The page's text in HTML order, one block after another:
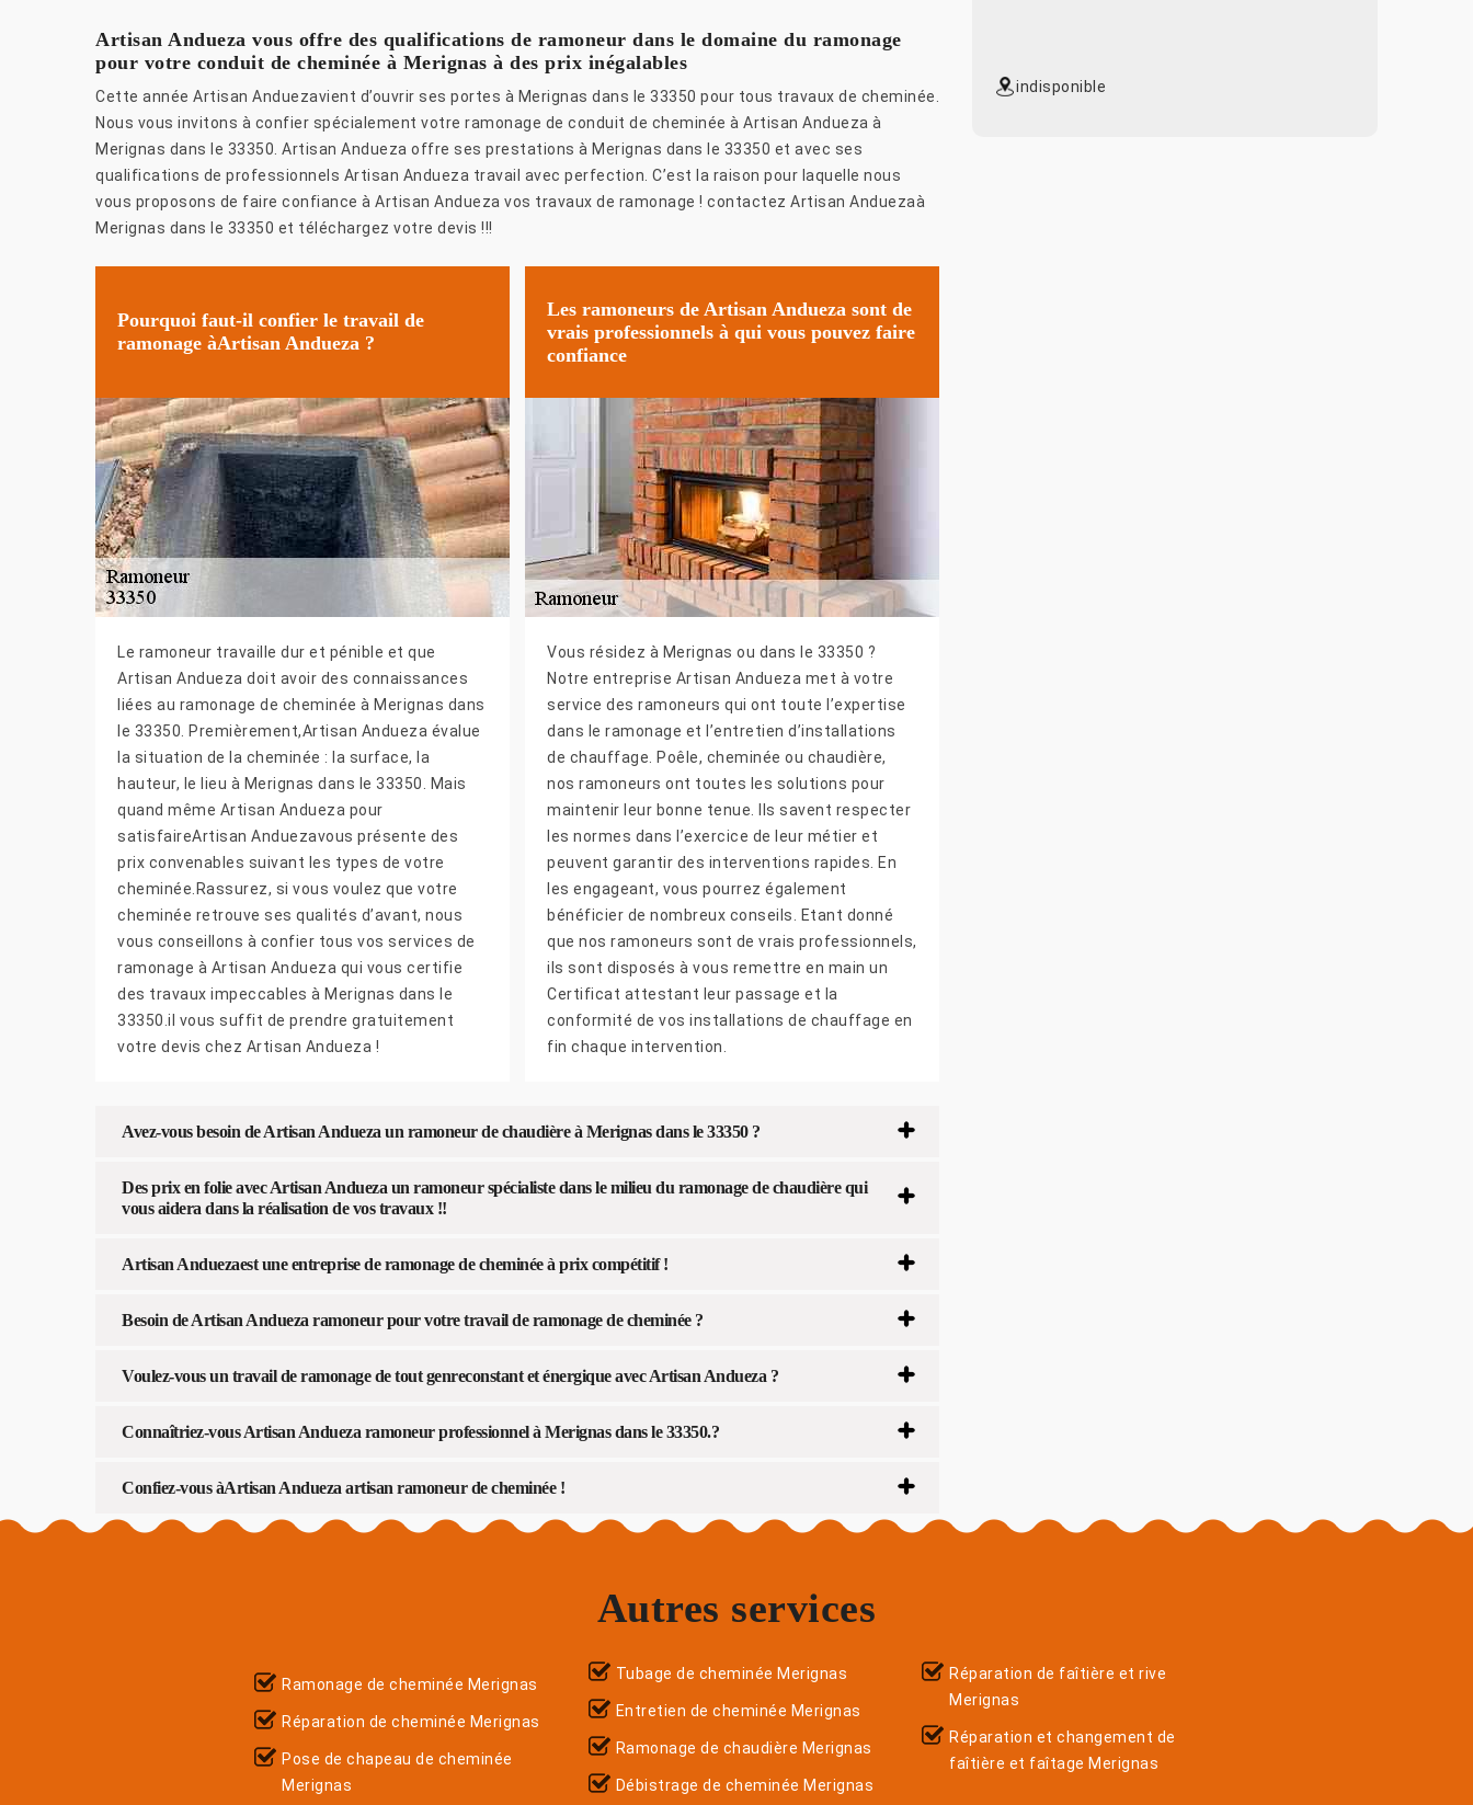
Artisan Andueza vous offre des qualifications de ramoneur dans le domaine du ramonage
pour votre conduit de cheminée à Merignas à des prix inégalables
Cette année Artisan Anduezavient d’ouvrir ses portes à Merignas dans le 33350 pour tous travaux de cheminée.
Nous vous invitons à confier spécialement votre ramonage de conduit de cheminée à Artisan Andueza à
Merignas dans le 33350. Artisan Andueza offre ses prestations à Merignas dans le 33350 et avec ses
qualifications de professionnels Artisan Andueza travail avec perfection. C’est la raison pour laquelle nous
vous proposons de faire confiance à Artisan Andueza vos travaux de ramonage ! contactez Artisan Anduezaà
Merignas dans le 33350 et téléchargez votre devis !!!
Pourquoi faut-il confier le travail de
ramonage àArtisan Andueza ?
Le ramoneur travaille dur et pénible et que
Artisan Andueza doit avoir des connaissances
liées au ramonage de cheminée à Merignas dans
le 33350. Premièrement,Artisan Andueza évalue
la situation de la cheminée : la surface, la
hauteur, le lieu à Merignas dans le 33350. Mais
quand même Artisan Andueza pour
satisfaireArtisan Anduezavous présente des
prix convenables suivant les types de votre
cheminée.Rassurez, si vous voulez que votre
cheminée retrouve ses qualités d’avant, nous
vous conseillons à confier tous vos services de
ramonage à Artisan Andueza qui vous certifie
des travaux impeccables à Merignas dans le
33350.il vous suffit de prendre gratuitement
votre devis chez Artisan Andueza !
Les ramoneurs de Artisan Andueza sont de
vrais professionnels à qui vous pouvez faire
confiance
Vous résidez à Merignas ou dans le 33350 ?
Notre entreprise Artisan Andueza met à votre
service des ramoneurs qui ont toute l’expertise
dans le ramonage et l’entretien d’installations
de chauffage. Poêle, cheminée ou chaudière,
nos ramoneurs ont toutes les solutions pour
maintenir leur bonne tenue. Ils savent respecter
les normes dans l’exercice de leur métier et
peuvent garantir des interventions rapides. En
les engageant, vous pourrez également
bénéficier de nombreux conseils. Etant donné
que nos ramoneurs sont de vrais professionnels,
ils sont disposés à vous remettre en main un
Certificat attestant leur passage et la
conformité de vos installations de chauffage en
fin chaque intervention.
Avez-vous besoin de Artisan Andueza un ramoneur de chaudière à Merignas dans le 33350 ?
Des prix en folie avec Artisan Andueza un ramoneur spécialiste dans le milieu du ramonage de chaudière qui
vous aidera dans la réalisation de vos travaux !!
Artisan Anduezaest une entreprise de ramonage de cheminée à prix compétitif !
Besoin de Artisan Andueza ramoneur pour votre travail de ramonage de cheminée ?
Voulez-vous un travail de ramonage de tout genreconstant et énergique avec Artisan Andueza ?
Connaîtriez-vous Artisan Andueza ramoneur professionnel à Merignas dans le 33350.?
Confiez-vous àArtisan Andueza artisan ramoneur de cheminée !
indisponible
Autres services
Ramonage de cheminée Merignas
Réparation de cheminée Merignas
Pose de chapeau de cheminée
Merignas
Tubage de cheminée Merignas
Entretien de cheminée Merignas
Ramonage de chaudière Merignas
Débistrage de cheminée Merignas
Réparation de faîtière et rive
Merignas
Réparation et changement de
faîtière et faîtage Merignas